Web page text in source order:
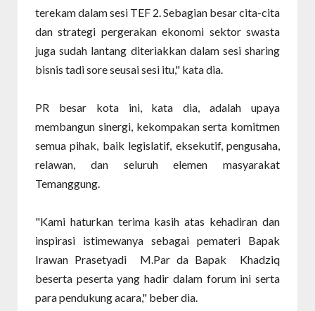
terekam dalam sesi TEF 2. Sebagian besar cita-cita
dan strategi pergerakan ekonomi sektor swasta
juga sudah lantang diteriakkan dalam sesi sharing
bisnis tadi sore seusai sesi itu," kata dia.
PR besar kota ini, kata dia, adalah upaya
membangun sinergi, kekompakan serta komitmen
semua pihak, baik legislatif, eksekutif, pengusaha,
relawan, dan seluruh elemen masyarakat
Temanggung.
"Kami haturkan terima kasih atas kehadiran dan
inspirasi istimewanya sebagai pemateri Bapak
Irawan Prasetyadi M.Par da Bapak Khadziq
beserta peserta yang hadir dalam forum ini serta
para pendukung acara," beber dia.